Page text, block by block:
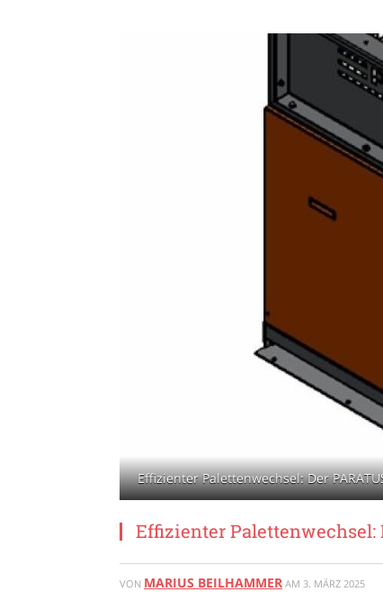
Effizienter Palettenwechsel: Der
Effizienter Palettenwechsel:
VON MARIUS BEILHAMMER AM 3. MÄRZ 2025